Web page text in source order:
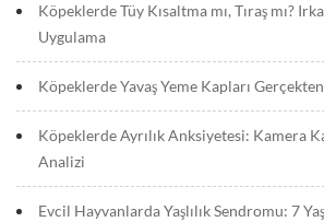
Köpeklerde Tüy Kısaltma mı, Tıraş mı?
Uygulama
Köpeklerde Yavaş Yeme Kapları
Köpeklerde Ayrılık Anksiyetesi: Kamera
Analizi
Evcil Hayvanlarda Yaşlılık Sendromu: 7